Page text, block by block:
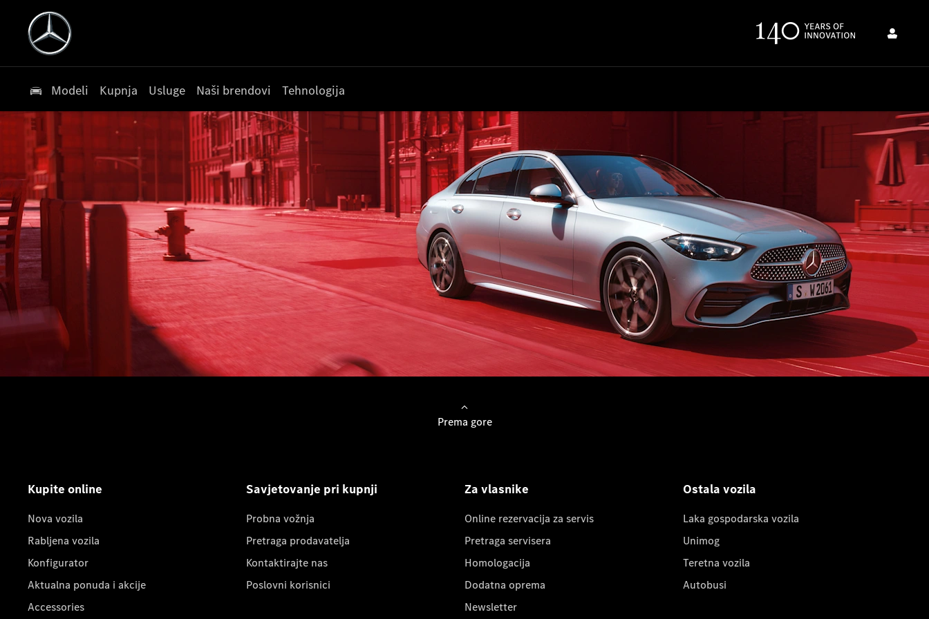
Modeli Kupnja Usluge Naši brendovi Tehnologija
Prema gore
Kupite online
Nova vozila
Rabljena vozila
Konfigurator
Aktualna ponuda i akcije
Accessories
Savjetovanje pri kupnji
Probna vožnja
Pretraga prodavatelja
Kontaktirajte nas
Poslovni korisnici
Za vlasnike
Online rezervacija za servis
Pretraga servisera
Homologacija
Dodatna oprema
Newsletter
Ostala vozila
Laka gospodarska vozila
Unimog
Teretna vozila
Autobusi